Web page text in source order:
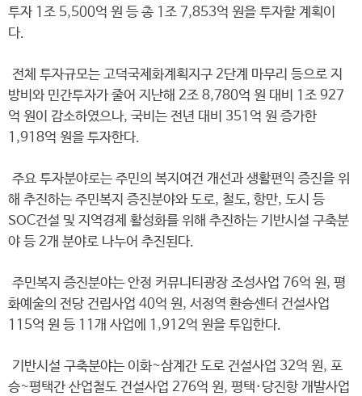
투자 1조 5,500억 원 등 총 1조 7,853억 원을 투자할 계획이
다.
전체 투자규모는 고덕국제화계획지구 2단계 마무리 등으로 지
방비와 민간투자가 줄어 지난해 2조 8,780억 원 대비 1조 927
억 원이 감소하였으나, 국비는 전년 대비 351억 원 증가한
1,918억 원을 투자한다.
주요 투자분야로는 주민의 복지여건 개선과 생활편익 증진을 위
해 추진하는 주민복지 증진분야와 도로, 철도, 항만, 도시 등
SOC건설 및 지역경제 활성화를 위해 추진하는 기반시설 구축분
야 등 2개 분야로 나누어 추진된다.
주민복지 증진분야는 안정 커뮤니티광장 조성사업 76억 원, 평
화예술의 전당 건립사업 40억 원, 서정역 환승센터 건설사업
115억 원 등 11개 사업에 1,912억 원을 투입한다.
기반시설 구축분야는 이화~삼계간 도로 건설사업 32억 원, 포
승~평택간 산업철도 건설사업 276억 원, 평택·당진항 개발사업